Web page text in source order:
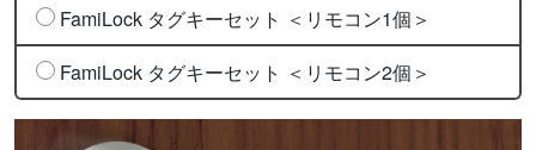
FamiLock タグキーセット ＜リモコン1個＞
FamiLock タグキーセット ＜リモコン2個＞